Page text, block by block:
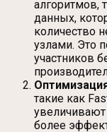
алгоритмов,
данных,
количество
узлами. Это
участников
такие как
увеличивают
более